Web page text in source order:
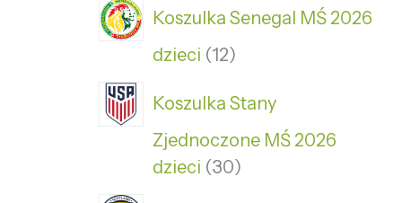
Koszulka Senegal MŚ 2026
dzieci 12
Koszulka Stany
Zjednoczone MŚ 2026
dzieci 30